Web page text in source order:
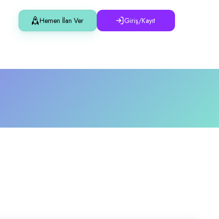
Hemen İlan Ver Giriş/Kayıt